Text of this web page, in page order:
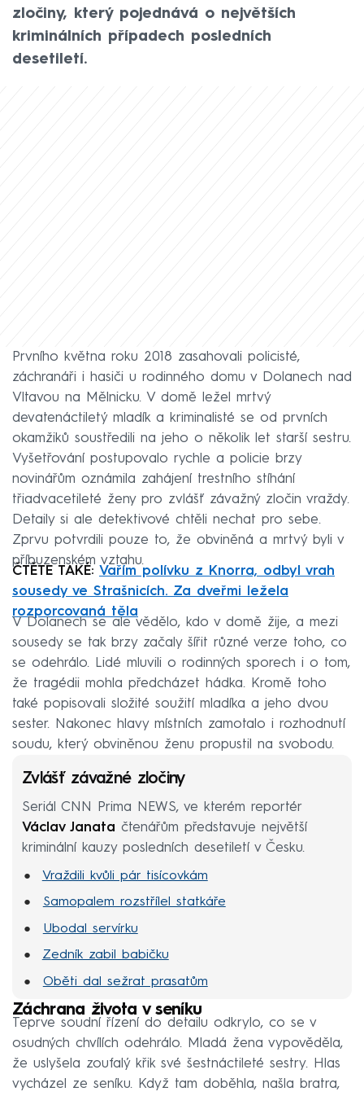
zločiny, který pojednává o největších
kriminálních případech posledních
desetiletí.
Prvního května roku 2018 zasahovali policisté,
záchranáři i hasiči u rodinného domu v Dolanech nad
Vltavou na Mělnicku. V domě ležel mrtvý
devatenáctiletý mladík a kriminalisté se od prvních
okamžiků soustředili na jeho o několik let starší sestru.
Vyšetřování postupovalo rychle a policie brzy
novinářům oznámila zahájení trestního stíhání
třiadvacetileté ženy pro zvlášť závažný zločin vraždy.
Detaily si ale detektivové chtěli nechat pro sebe.
Zprvu potvrdili pouze to, že obviněná a mrtvý byli v
příbuzenském vztahu.
ČTĚTE TAKÉ: Vařím polívku z Knorra, odbyl vrah
sousedy ve Strašnicích. Za dveřmi ležela
rozporcovaná těla
V Dolanech se ale vědělo, kdo v domě žije, a mezi
sousedy se tak brzy začaly šířit různé verze toho, co
se odehrálo. Lidé mluvili o rodinných sporech i o tom,
že tragédii mohla předcházet hádka. Kromě toho
také popisovali složité soužití mladíka a jeho dvou
sester. Nakonec hlavy místních zamotalo i rozhodnutí
soudu, který obviněnou ženu propustil na svobodu.
Zvlášť závažné zločiny
Seriál CNN Prima NEWS, ve kterém reportér
Václav Janata čtenářům představuje největší
kriminální kauzy posledních desetiletí v Česku.
Vraždili kvůli pár tisícovkám
Samopalem rozstřílel statkáře
Ubodal servírku
Zedník zabil babičku
Oběti dal sežrat prasatům
Zavraždil nevlastní dcery
Devět dní žil s mrtvolami
Záchrana života v seníku
Teprve soudní řízení do detailu odkrylo, co se v
osudných chvílích odehrálo. Mladá žena vypověděla,
že uslyšela zoufalý křik své šestnáctileté sestry. Hlas
vycházel ze seníku. Když tam doběhla, našla bratra,